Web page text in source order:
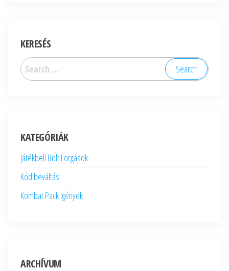
KERESÉS
Search
for:
KATEGÓRIÁK
Játékbeli Bolt Forgások
Kód beváltás
Kombat Pack Igények
ARCHÍVUM